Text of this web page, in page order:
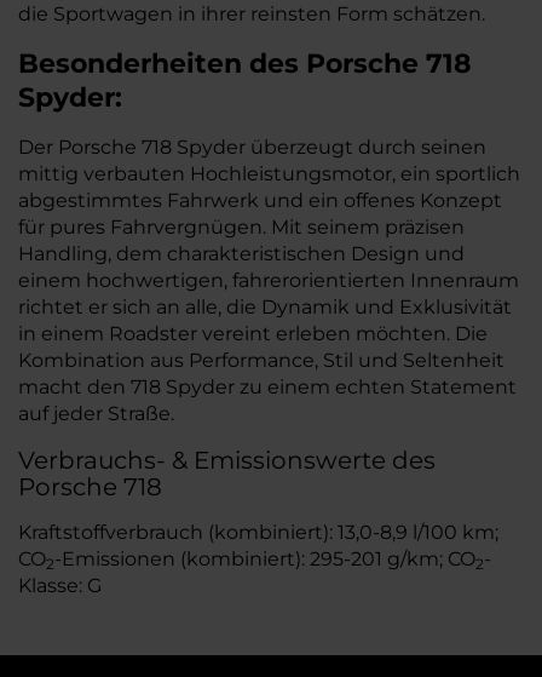
die Sportwagen in ihrer reinsten Form schätzen.
Besonderheiten des Porsche 718
Spyder:
Der Porsche 718 Spyder überzeugt durch seinen
mittig verbauten Hochleistungsmotor, ein sportlich
abgestimmtes Fahrwerk und ein offenes Konzept
für pures Fahrvergnügen. Mit seinem präzisen
Handling, dem charakteristischen Design und
einem hochwertigen, fahrerorientierten Innenraum
richtet er sich an alle, die Dynamik und Exklusivität
in einem Roadster vereint erleben möchten. Die
Kombination aus Performance, Stil und Seltenheit
macht den 718 Spyder zu einem echten Statement
auf jeder Straße.
Verbrauchs- & Emissionswerte des
Porsche 718
Kraftstoffverbrauch (kombiniert): 13,0-8,9 l/100 km;
CO2-Emissionen (kombiniert): 295-201 g/km; CO2-
Klasse: G